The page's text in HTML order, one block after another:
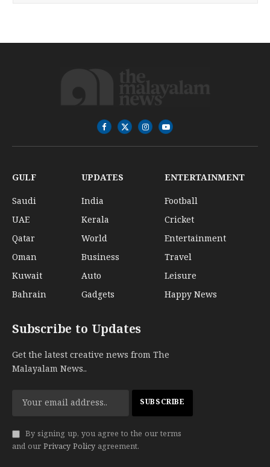
Facebook
X
(Twitter)
InstagramYouTube
GULF
Saudi
UAE
Qatar
Oman
Kuwait
Bahrain
UPDATES
India
Kerala
World
Business
Auto
Gadgets
ENTERTAINMENT
Football
Cricket
Entertainment
Travel
Leisure
Happy News
Subscribe to Updates
Get the latest creative news from The
Malayalam News..
By signing up, you agree to the our terms
and our Privacy Policy agreement.